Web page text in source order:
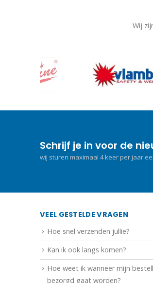
Wij
Schrijf je in voor de
wij sturen maximaal 4 keer per jaar
VEEL GESTELDE VRAGEN
Hoe snel verzenden jullie?
Kan ik ook langs komen?
Hoe weet ik wanneer mijn
bezorgd gaat worden?